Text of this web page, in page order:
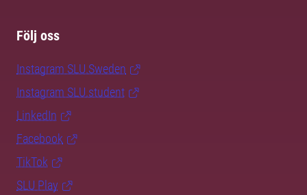
Följ oss
Instagram SLU.Sweden
Instagram SLU.student
LinkedIn
Facebook
TikTok
SLU Play